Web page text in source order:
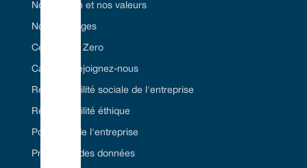
Notre vision et nos valeurs
Nos avantages
Certifié Net Zero
Carrière/Rejoignez-nous
Responsabilité sociale de l'entreprise
Responsabilité éthique
Politiques de l'entreprise
Protection des données